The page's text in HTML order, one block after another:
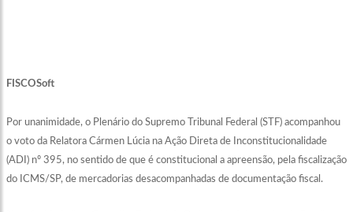
FISCOSoft
Por unanimidade, o Plenário do Supremo Tribunal Federal (STF) acompanhou
o voto da Relatora Cármen Lúcia na Ação Direta de Inconstitucionalidade
(ADI) nº 395, no sentido de que é constitucional a apreensão, pela fiscalização
do ICMS/SP, de mercadorias desacompanhadas de documentação fiscal.